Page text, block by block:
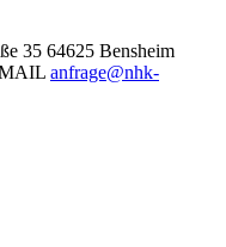
35 64625 Bensheim
anfrage@nhk-